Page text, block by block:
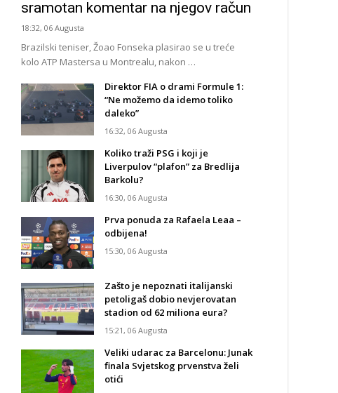
sramotan komentar na njegov račun
18:32, 06 Augusta
Brazilski teniser, Žoao Fonseka plasirao se u treće
kolo ATP Mastersa u Montrealu, nakon …
Direktor FIA o drami Formule 1:
“Ne možemo da idemo toliko
daleko”
16:32, 06 Augusta
Koliko traži PSG i koji je
Liverpulov “plafon” za Bredlija
Barkolu?
16:30, 06 Augusta
Prva ponuda za Rafaela Leaa –
odbijena!
15:30, 06 Augusta
Zašto je nepoznati italijanski
petoligaš dobio nevjerovatan
stadion od 62 miliona eura?
15:21, 06 Augusta
Veliki udarac za Barcelonu: Junak
finala Svjetskog prvenstva želi
otići